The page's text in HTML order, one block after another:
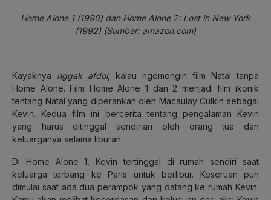
Home Alone 1 (1990) dan Home Alone 2: Lost in New York
(1992) (Sumber: amazon.com)
Kayaknya nggak afdol, kalau ngomongin film Natal tanpa
Home Alone. Film Home Alone 1 dan 2 menjadi film ikonik
tentang Natal yang diperankan oleh Macaulay Culkin sebagai
Kevin. Kedua film ini bercerita tentang pengalaman Kevin
yang harus ditinggal sendirian oleh orang tua dan
keluarganya selama liburan.
Di Home Alone 1, Kevin tertinggal di rumah sendiri saat
keluarga terbang ke Paris untuk berlibur. Keseruan pun
dimulai saat ada dua perampok yang datang ke rumah Kevin.